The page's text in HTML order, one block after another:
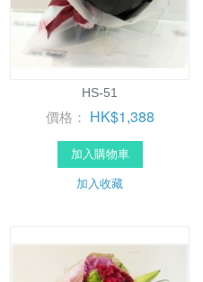
HS-51
價格： HK$1,388
加入購物車
加入收藏